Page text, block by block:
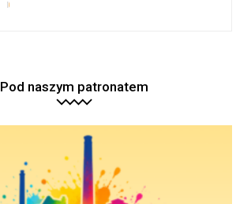
Pod naszym patronatem